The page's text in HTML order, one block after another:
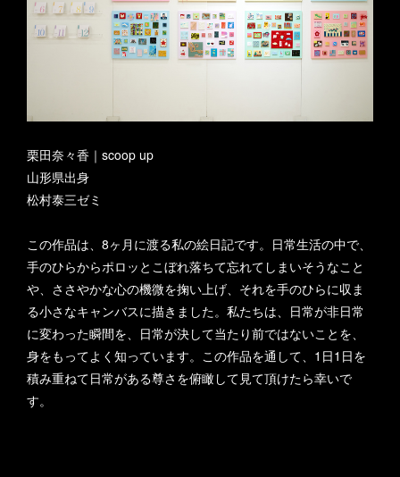
栗田奈々香｜scoop up
山形県出身
松村泰三ゼミ
この作品は、8ヶ月に渡る私の絵日記です。日常生活の中で、
手のひらからポロッとこぼれ落ちて忘れてしまいそうなこと
や、ささやかな心の機微を掬い上げ、それを手のひらに収ま
る小さなキャンバスに描きました。私たちは、日常が非日常
に変わった瞬間を、日常が決して当たり前ではないことを、
身をもってよく知っています。この作品を通して、1日1日を
積み重ねて日常がある尊さを俯瞰して見て頂けたら幸いで
す。